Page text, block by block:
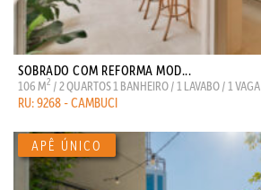
SOBRADO COM REFORMA MOD...
106 M2 / 2 QUARTOS 1 BANHEIRO / 1 LAVABO / 1 VAGA
RU: 9268 - CAMBUCI